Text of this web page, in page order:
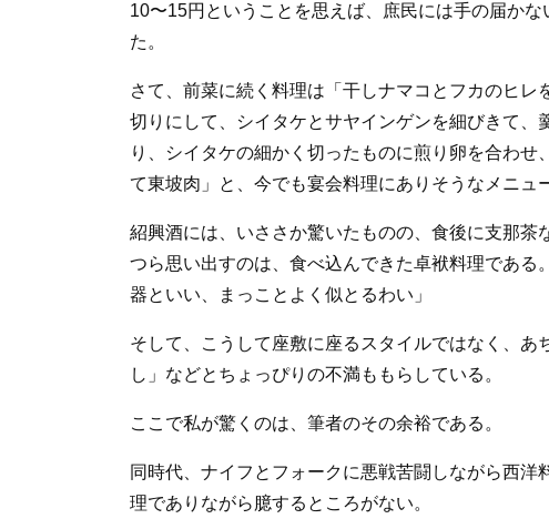
10〜15円ということを思えば、庶民には手の届か
た。
さて、前菜に続く料理は「干しナマコとフカのヒ
切りにして、シイタケとサヤインゲンを細びきて、
り、シイタケの細かく切ったものに煎り卵を合わ
て東坡肉」と、今でも宴会料理にありそうなメニュ
紹興酒には、いささか驚いたものの、食後に支那
つら思い出すのは、食べ込んできた卓袱料理であ
器といい、まっことよく似とるわい」
そして、こうして座敷に座るスタイルではなく、
し」などとちょっぴりの不満ももらしている。
ここで私が驚くのは、筆者のその余裕である。
同時代、ナイフとフォークに悪戦苦闘しながら西
理でありながら臆するところがない。